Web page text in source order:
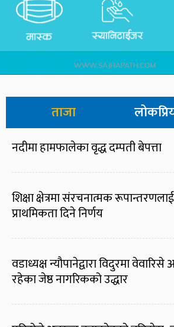
ताजा
नदीमा हामफालेका वृद्ध दम्पती बेपत्ता
शिक्षा क्षेत्रमा संरचनात्मक रूपान्तरणलाई
प्राथमिकता दिने निर्णय
वडाध्यक्ष न्यौपानेद्वारा विदुरमा वेवारिसे
रहेका जेष्ठ नागरिकको उद्धार